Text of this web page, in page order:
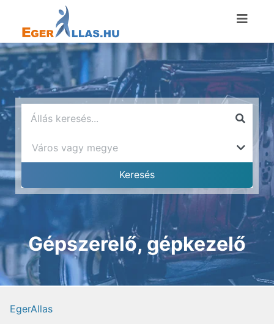
Gépszerelő, gépkezelő
EgerAllas